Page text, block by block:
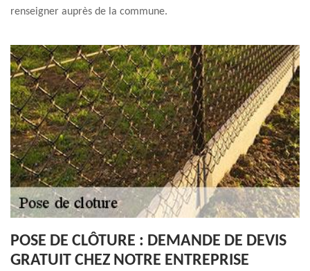
renseigner auprès de la commune.
POSE DE CLÔTURE : DEMANDE DE DEVIS
GRATUIT CHEZ NOTRE ENTREPRISE